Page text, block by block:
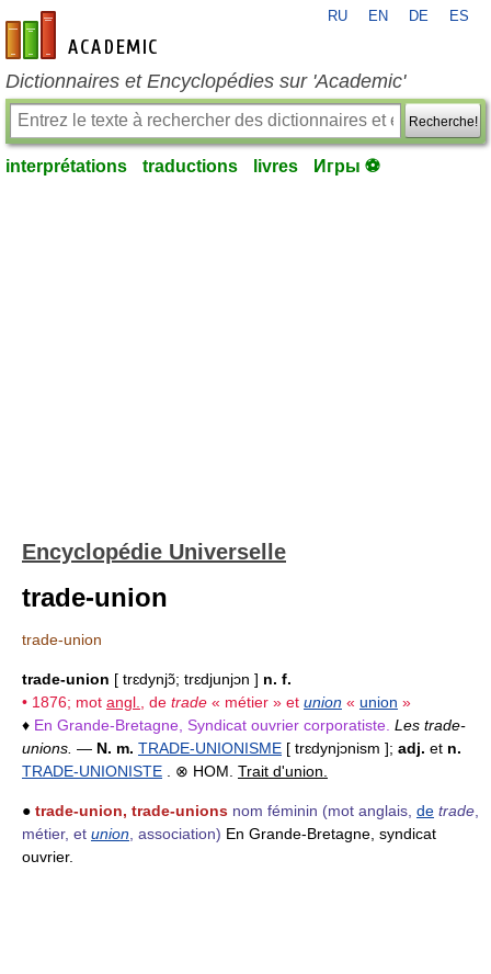
fr-academic.com
RU EN DE ES
Dictionnaires et Encyclopédies sur 'Academic'
Recherche!
interprétations traductions livres Игры ⚽
Encyclopédie Universelle
trade-union
trade-union
trade-union [ trɛdynjɔ̃; trɛdjunjɔn ] n. f.
• 1876; mot angl. , de trade « métier » et union « union »
♦ En Grande-Bretagne, Syndicat ouvrier corporatiste. Les trade-
unions. — N. m. TRADE-UNIONISME [ trɛdynjɔnism ]; adj. et n.
TRADE-UNIONISTE . ⊗ HOM. Trait d'union.
● trade-union, trade-unions nom féminin (mot anglais, de trade
métier, et union , association) En Grande-Bretagne, syndicat
ouvrier.